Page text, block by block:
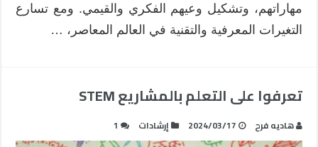
مهاراتهم، وتشكيل وعيهم الفكري والقيمي. ومع تسارع
التغيرات المعرفية والتقنية في العالم المعاصر، …
تعرفوا على التعلم بالمشاريع STEM
هاديه فرح 2024/03/17 إرشادات 1